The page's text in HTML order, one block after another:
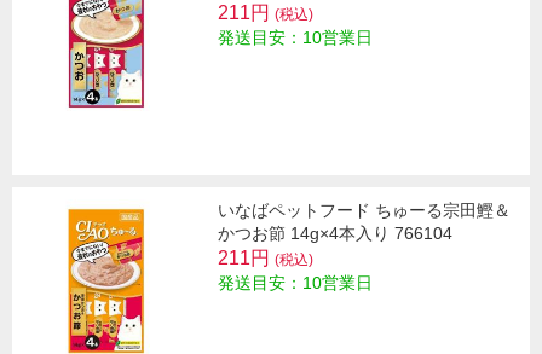
211円 (税込)
発送目安：10営業日
いなばペットフード ちゅーる宗田鰹＆
かつお節 14g×4本入り 766104
211円 (税込)
発送目安：10営業日